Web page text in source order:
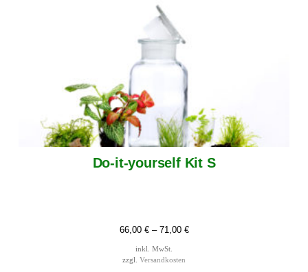
Do-it-yourself Kit S
66,00 €– 71,00 €
inkl. MwSt.
zzgl. Versandkosten